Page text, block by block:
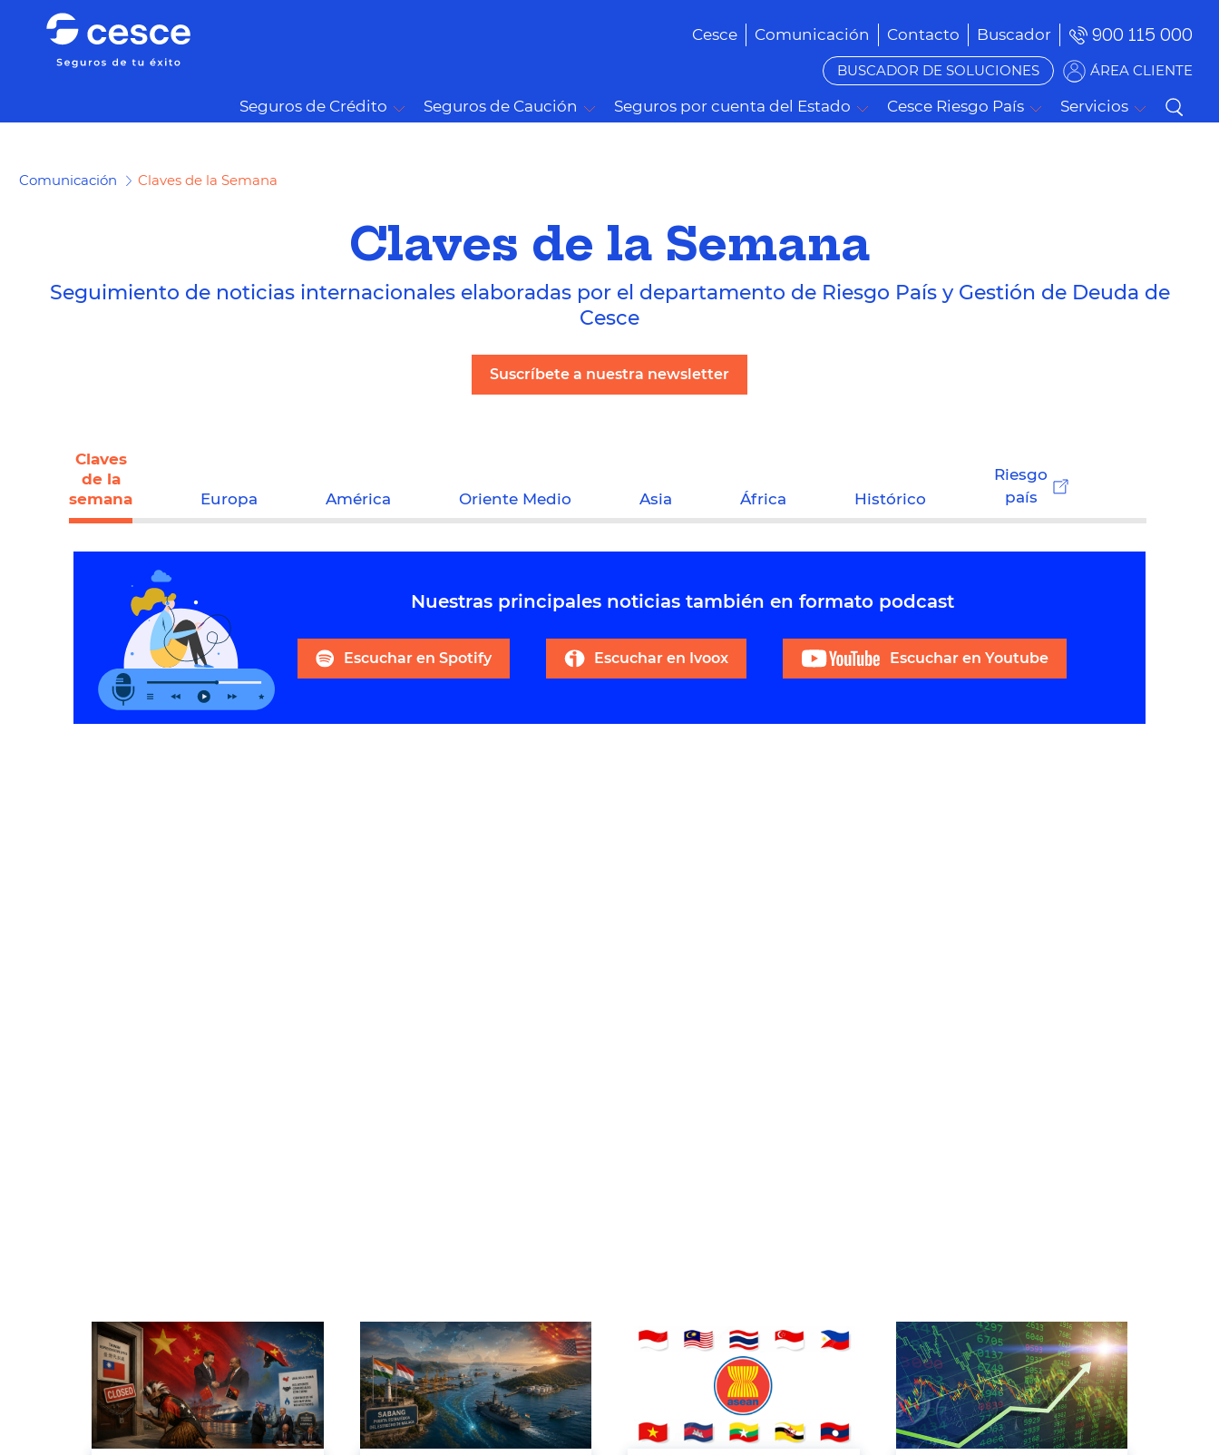
Cesce Comunicación Contacto Buscador 900 115 000
BUSCADOR DE SOLUCIONES ÁREA CLIENTE
Seguros de Crédito Seguros de Caución Seguros por cuenta del Estado Cesce Riesgo País Servicios
Comunicación Claves de la Semana
Claves de la Semana
Seguimiento de noticias internacionales elaboradas por el departamento de Riesgo País y Gestión de Deuda de
Cesce
Suscríbete a nuestra newsletter
Claves
de la
semana
Europa América Oriente Medio Asia África Histórico
Riesgo
país
Nuestras principales noticias también en formato podcast
Escuchar en Spotify Escuchar en Ivoox Escuchar en Youtube